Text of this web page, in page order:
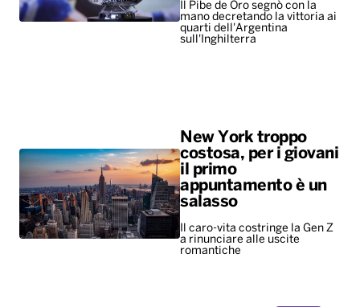
Il Pibe de Oro segnò con la
mano decretando la vittoria ai
quarti dell'Argentina
sull'Inghilterra
New York troppo
costosa, per i giovani
il primo
appuntamento è un
salasso
Il caro-vita costringe la Gen Z
a rinunciare alle uscite
romantiche